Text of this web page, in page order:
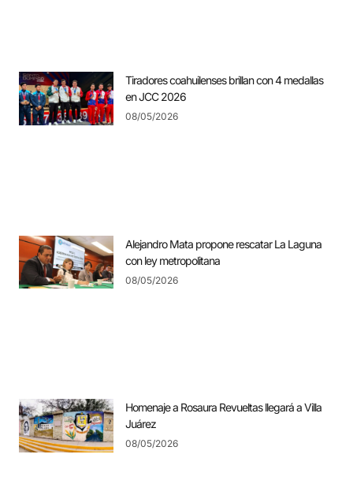
Tiradores coahuilenses brillan con 4 medallas
en JCC 2026
08/05/2026
Alejandro Mata propone rescatar La Laguna
con ley metropolitana
08/05/2026
Homenaje a Rosaura Revueltas llegará a Villa
Juárez
08/05/2026